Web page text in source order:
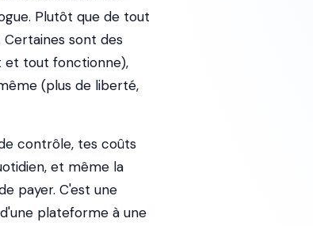
Plutôt que de tout
sont des
et tout fonctionne),
(plus de liberté,
contrôle, tes coûts
et même la
payer. C'est une
plateforme à une